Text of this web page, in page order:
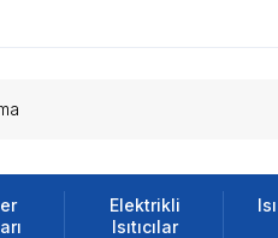
Elektrikli
Isıtıcılar